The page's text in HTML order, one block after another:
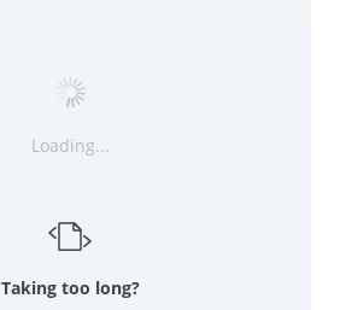
Loading...
Taking too long?